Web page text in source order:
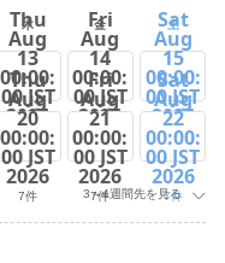
木 金 土
Thu
Aug
13
00:00:
00 JST
2026
7件
Fri
Aug
14
00:00:
00 JST
2026
7件
Sat
Aug
15
00:00:
00 JST
2026
7件
Thu
Aug
20
00:00:
00 JST
2026
7件
Fri
Aug
21
00:00:
00 JST
2026
7件
Sat
Aug
22
00:00:
00 JST
2026
7件
3～4週間先を見る